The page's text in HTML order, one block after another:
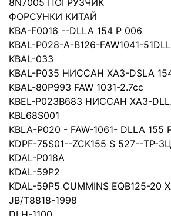
8N7005 ПОГРУЗЧИК
ФОРСУНКИ КИТАЙ
KBA-F0016 --DLLA 154 P 006
KBAL-P028-A-B126-FAW1041-
KBAL-033
KBAL-P035 НИССАН ХАЗ-DSLA
KBAL-80P993 FAW 1031-2.7cc
KBEL-P023B683 НИССАН ХАЗ-
KBL68S001
KBLA-P020 - FAW-1061- DLLA 155
KDPF-75S01--ZCK155 S 527--ТР-
KDAL-P018A
KDAL-59P2
KDAL-59P5 CUMMINS EQB125-20
JB/T8818-1998